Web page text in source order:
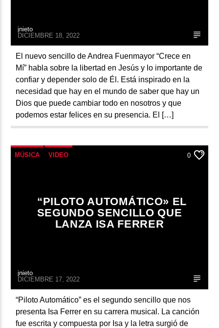
jnieto
DICIEMBRE 18, 2022
El nuevo sencillo de Andrea Fuenmayor “Crece en
Mí” habla sobre la libertad en Jesús y lo importante de
confiar y depender solo de Él. Está inspirado en la
necesidad que hay en el mundo de saber que hay un
Dios que puede cambiar todo en nosotros y que
podemos estar felices en su presencia. El […]
MÚSICA VIDEO 0
“PILOTO AUTOMÁTICO» EL
SEGUNDO SENCILLO QUE
LANZA ISA FERRER
jnieto
DICIEMBRE 17, 2022
“Piloto Automático” es el segundo sencillo que nos
presenta Isa Ferrer en su carrera musical. La canción
fue escrita y compuesta por Isa y la letra surgió de